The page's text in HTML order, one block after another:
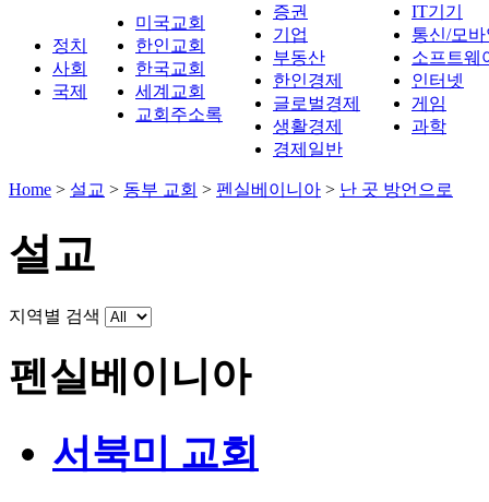
정치
사회
국제
미국교회
한인교회
한국교회
세계교회
교회주소록
증권
기업
부동산
한인경제
글로벌경제
생활경제
경제일반
IT기기
통신/모
소프트웨
인터넷
게임
과학
Home > 설교 > 동부 교회 > 펜실베이니아 > 난 곳 방언으로
설교
지역별 검색
펜실베이니아
서북미 교회